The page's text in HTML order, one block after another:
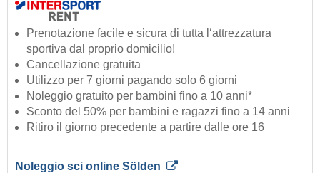
Prenotazione facile e sicura di tutta l‘attrezzatura
sportiva dal proprio domicilio!
Cancellazione gratuita
Utilizzo per 7 giorni pagando solo 6 giorni
Noleggio gratuito per bambini fino a 10 anni*
Sconto del 50% per bambini e ragazzi fino a 14 anni
Ritiro il giorno precedente a partire dalle ore 16
Noleggio sci online Sölden